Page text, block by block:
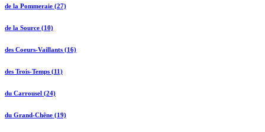
de la Pommeraie (27)
de la Source (10)
des Coeurs-Vaillants (16)
des Trois-Temps (11)
du Carrousel (24)
du Grand-Chêne (19)